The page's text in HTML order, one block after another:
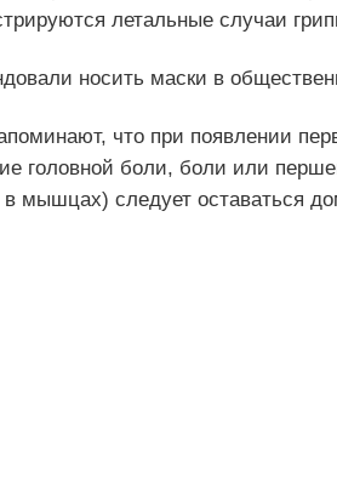
летальные случаи
носить маски в
что при появлении
головной боли, боли или
мышцах) следует оставаться